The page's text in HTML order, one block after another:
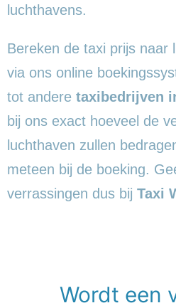
luchthavens.
Bereken de taxi prijs naar
via ons online
tot andere taxibedrijven
bij ons exact hoeveel de
luchthaven zullen
meteen bij de boeking.
verrassingen dus bij Taxi
Wordt een